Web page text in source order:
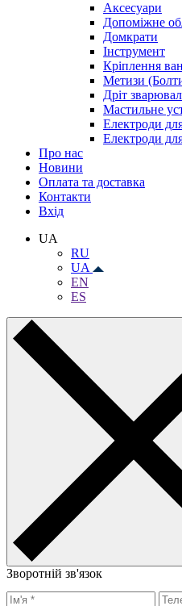
Аксесуари
Допоміжне
Домкрати
Інструмент
Кріплення
Метизи
Дріт
Мастильне
Електроди
Електроди
Про нас
Новини
Оплата та доставка
Контакти
Вхiд
UA
RU
UA
EN
ES
Зворотній зв'язок